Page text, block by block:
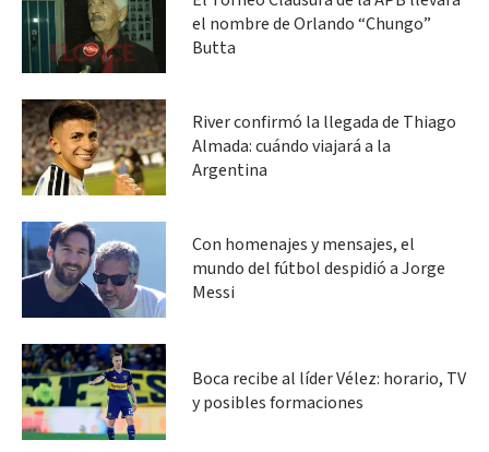
el nombre de Orlando “Chungo”
Butta
River confirmó la llegada de Thiago
Almada: cuándo viajará a la
Argentina
Con homenajes y mensajes, el
mundo del fútbol despidió a Jorge
Messi
Boca recibe al líder Vélez: horario, TV
y posibles formaciones